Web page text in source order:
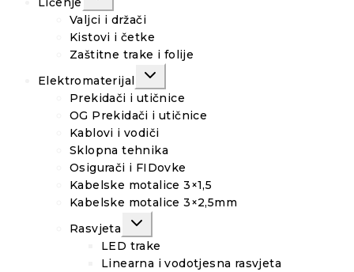
MENU
Valjci i držači
Kistovi i četke
Zaštitne trake i folije
Elektromaterijal
TOGGLE
MENU
Prekidači i utičnice
OG Prekidači i utičnice
Kablovi i vodiči
Sklopna tehnika
Osigurači i FIDovke
Kabelske motalice 3×1,5
Kabelske motalice 3×2,5mm
Rasvjeta
TOGGLE
MENU
LED trake
Linearna i vodotjesna rasvjeta